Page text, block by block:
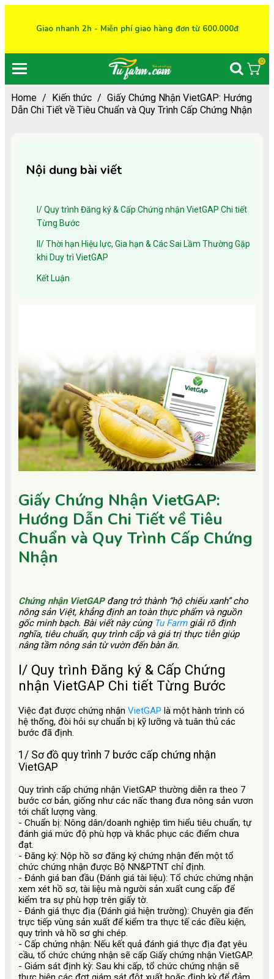
Giao nhanh 2h - Miễn phí giao hàng đơn từ 600.000đ
0
Home / Kiến thức / Giấy Chứng Nhận VietGAP: Hướng
Dẫn Chi Tiết về Tiêu Chuẩn và Quy Trình Cấp Chứng Nhận
Nội dung bài viết
I/ Quy trình Đăng ký & Cấp Chứng nhận VietGAP Chi tiết
Từng Bước
II/ Thời hạn Hiệu lực, Gia hạn & Các Sai Lầm Thường Gặp
khi Duy trì VietGAP
Kết Luận
Chứng nhận VietGAP đang trở thành “hộ chiếu xanh” cho
nông sản Việt, khẳng định an toàn thực phẩm và nguồn
gốc minh bạch. Bài viết này cùng Tu Farm giải rõ định
nghĩa, tiêu chuẩn, quy trình cấp và giá trị thực tiễn giúp
nâng tầm nông sản từ vườn đến bàn ăn.
I/ Quy trình Đăng ký & Cấp Chứng
nhận VietGAP Chi tiết Từng Bước
Việc đạt được chứng nhận VietGAP là một hành trình có
hệ thống, đòi hỏi sự chuẩn bị kỹ lưỡng và tuân thủ các
bước đã định.
1/ Sơ đồ quy trình 7 bước cấp chứng nhận
VietGAP
Quy trình cấp chứng nhận VietGAP thường diễn ra theo 7
bước cơ bản, giống như các nấc thang đưa nông sản vươn
tới chất lượng vàng.
- Chuẩn bị: Nông dân/doanh nghiệp tìm hiểu tiêu chuẩn, tự
đánh giá mức độ phù hợp và khắc phục các điểm chưa
đạt.
- Đăng ký: Nộp hồ sơ đăng ký chứng nhận đến một tổ
chức chứng nhận được Bộ NN&PTNT chỉ định.
- Đánh giá ban đầu (Đánh giá tài liệu): Tổ chức chứng nhận
xem xét hồ sơ, tài liệu mà người sản xuất cung cấp để
kiểm tra sự phù hợp trên giấy tờ.
- Đánh giá thực địa (Đánh giá hiện trường): Chuyên gia đến
trực tiếp vùng sản xuất để kiểm tra thực tế các điều kiện,
quy trình và hồ sơ ghi chép.
- Cấp chứng nhận: Nếu kết quả đánh giá thực địa đạt yêu
cầu, tổ chức chứng nhận sẽ cấp Giấy chứng nhận VietGAP.
- Giám sát định kỳ: Sau khi cấp, tổ chức chứng nhận sẽ
Giấy Chứng Nhận VietGAP:
Hướng Dẫn Chi Tiết về Tiêu
Chuẩn và Quy Trình Cấp Chứng
Nhận